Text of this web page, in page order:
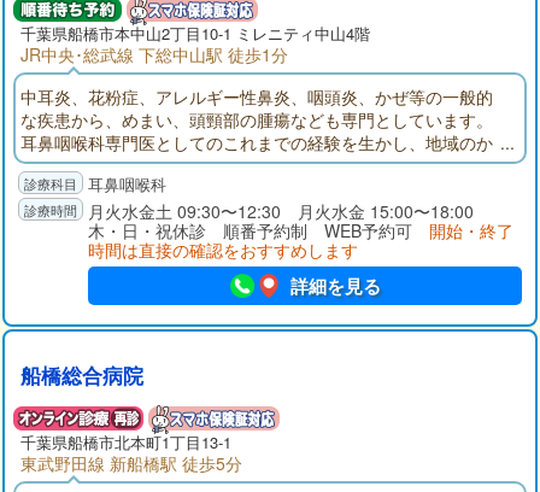
千葉県船橋市本中山2丁目10-1 ミレニティ中山4階
JR中央･総武線 下総中山駅 徒歩1分
中耳炎、花粉症、アレルギー性鼻炎、咽頭炎、かぜ等の一般的
な疾患から、めまい、頭頸部の腫瘍なども専門としています。
耳鼻咽喉科専門医としてのこれまでの経験を生かし、地域のか
かりつけ医として、赤ちゃんからご年配の方まで、健康相談か
ら専門的な医療まで幅広く対応いたします。
耳鼻咽喉科
月火水金土 09:30〜12:30 月火水金 15:00〜18:00
木・日・祝休診 順番予約制 WEB予約可 開始・終了
時間は直接の確認をおすすめします
詳細を見る
船橋総合病院
千葉県船橋市北本町1丁目13-1
東武野田線 新船橋駅 徒歩5分